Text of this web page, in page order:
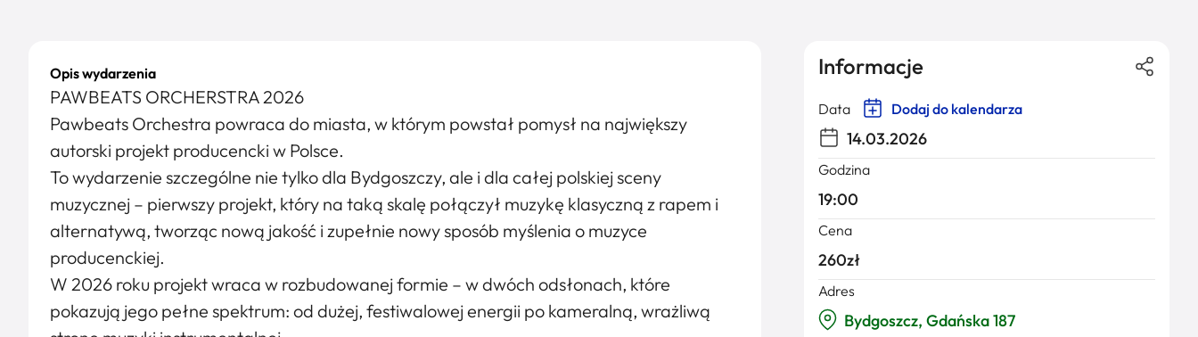
Opis wydarzenia
PAWBEATS ORCHERSTRA 2026
Pawbeats Orchestra powraca do miasta, w którym powstał pomysł na największy
autorski projekt producencki w Polsce.
To wydarzenie szczególne nie tylko dla Bydgoszczy, ale i dla całej polskiej sceny
muzycznej – pierwszy projekt, który na taką skalę połączył muzykę klasyczną z rapem i
alternatywą, tworząc nową jakość i zupełnie nowy sposób myślenia o muzyce
producenckiej.
W 2026 roku projekt wraca w rozbudowanej formie – w dwóch odsłonach, które
pokazują jego pełne spektrum: od dużej, festiwalowej energii po kameralną, wrażliwą
Informacje
Data Dodaj do kalendarza
14.03.2026
Godzina
19:00
Cena
260zł
Adres
Bydgoszcz, Gdańska 187